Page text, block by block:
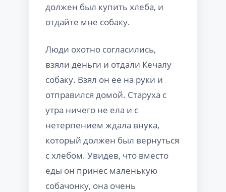
должен был купить хлеба, и
отдайте мне собаку.
Люди охотно согласились,
взяли деньги и отдали Кечалу
собаку. Взял он ее на руки и
отправился домой. Старуха с
утра ничего не ела и с
нетерпением ждала внука,
который должен был вернуться
с хлебом. Увидев, что вместо
еды он принес маленькую
собачонку, она очень